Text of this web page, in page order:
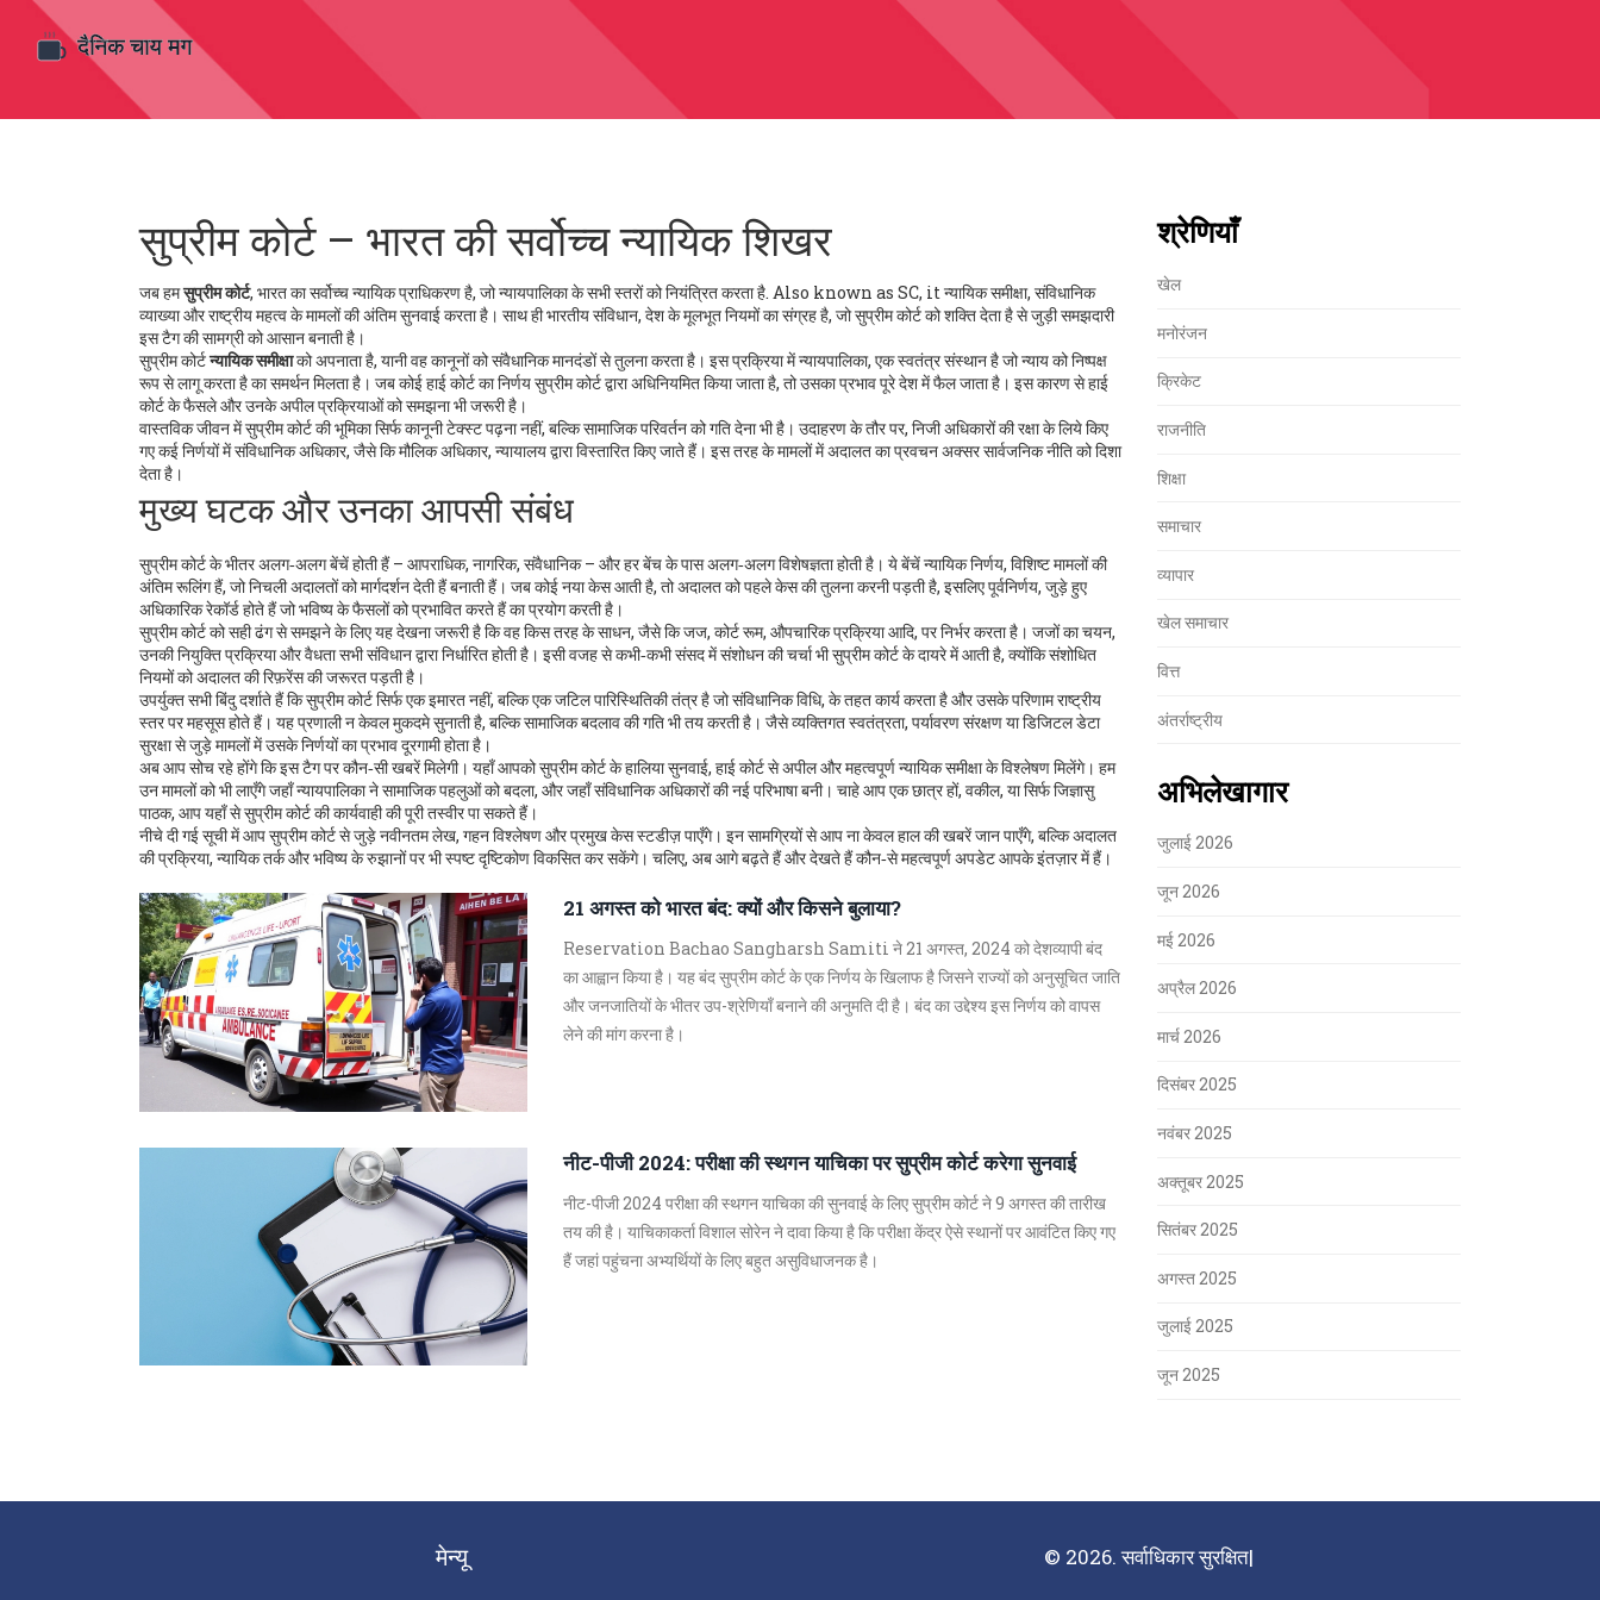
सुप्रीम कोर्ट – भारत की सर्वोच्च न्यायिक शिखर
जब हमसुप्रीम कोर्ट, भारत का सर्वोच्च न्यायिक प्राधिकरण है, जो न्यायपालिका के सभी स्तरों को नियंत्रित करता है. Also known as SC, itन्यायिक समीक्षा, संविधानिक
व्याख्या और राष्ट्रीय महत्व के मामलों की अंतिम सुनवाई करता है । साथ हीभारतीय संविधान, देश के मूलभूत नियमों का संग्रह है, जो सुप्रीम कोर्ट को शक्ति देता हैसे जुड़ी समझदारी
इस टैग की सामग्री को आसान बनाती है।
सुप्रीम कोर्टन्यायिक समीक्षाको अपनाता है, यानी वह कानूनों को संवैधानिक मानदंडों से तुलना करता है। इस प्रक्रिया मेंन्यायपालिका, एक स्वतंत्र संस्थान है जो न्याय को निष्पक्ष
रूप से लागू करता हैका समर्थन मिलता है। जब कोई हाई कोर्ट का निर्णय सुप्रीम कोर्ट द्वारा अधिनियमित किया जाता है, तो उसका प्रभाव पूरे देश में फैल जाता है। इस कारण से हाई
कोर्ट के फैसले और उनके अपील प्रक्रियाओं को समझना भी जरूरी है।
वास्तविक जीवन में सुप्रीम कोर्ट की भूमिका सिर्फ कानूनी टेक्स्ट पढ़ना नहीं, बल्कि सामाजिक परिवर्तन को गति देना भी है। उदाहरण के तौर पर, निजी अधिकारों की रक्षा के लिये किए
गए कई निर्णयों मेंसंविधानिक अधिकार, जैसे कि मौलिक अधिकार, न्यायालय द्वारा विस्तारित किए जाते हैं। इस तरह के मामलों में अदालत का प्रवचन अक्सर सार्वजनिक नीति को दिशा
देता है।
मुख्य घटक और उनका आपसी संबंध
सुप्रीम कोर्ट के भीतर अलग‑अलग बेंचें होती हैं – आपराधिक, नागरिक, संवैधानिक – और हर बेंच के पास अलग‑अलग विशेषज्ञता होती है। ये बेंचेंन्यायिक निर्णय, विशिष्ट मामलों की
अंतिम रूलिंग हैं, जो निचली अदालतों को मार्गदर्शन देती हैंबनाती हैं। जब कोई नया केस आती है, तो अदालत को पहले केस की तुलना करनी पड़ती है, इसलिएपूर्वनिर्णय, जुड़े हुए
अधिकारिक रेकॉर्ड होते हैं जो भविष्य के फैसलों को प्रभावित करते हैंका प्रयोग करती है।
सुप्रीम कोर्ट को सही ढंग से समझने के लिए यह देखना जरूरी है कि वह किस तरह केसाधन, जैसे कि जज, कोर्ट रूम, औपचारिक प्रक्रिया आदि, पर निर्भर करता है । जजों का चयन,
उनकी नियुक्ति प्रक्रिया और वैधता सभी संविधान द्वारा निर्धारित होती है। इसी वजह से कभी‑कभी संसद में संशोधन की चर्चा भी सुप्रीम कोर्ट के दायरे में आती है, क्योंकि संशोधित
नियमों को अदालत की रिफ़रेंस की जरूरत पड़ती है।
उपर्युक्त सभी बिंदु दर्शाते हैं कि सुप्रीम कोर्ट सिर्फ एक इमारत नहीं, बल्कि एक जटिल पारिस्थितिकी तंत्र है जोसंविधानिक विधि, के तहत कार्य करता है और उसके परिणाम राष्ट्रीय
स्तर पर महसूस होते हैं। यह प्रणाली न केवल मुकदमे सुनाती है, बल्कि सामाजिक बदलाव की गति भी तय करती है। जैसे व्यक्तिगत स्वतंत्रता, पर्यावरण संरक्षण या डिजिटल डेटा
सुरक्षा से जुड़े मामलों में उसके निर्णयों का प्रभाव दूरगामी होता है।
अब आप सोच रहे होंगे कि इस टैग पर कौन‑सी खबरें मिलेगी। यहाँ आपको सुप्रीम कोर्ट के हालिया सुनवाई, हाई कोर्ट से अपील और महत्वपूर्ण न्यायिक समीक्षा के विश्लेषण मिलेंगे। हम
उन मामलों को भी लाएँगे जहाँ न्यायपालिका ने सामाजिक पहलुओं को बदला, और जहाँ संविधानिक अधिकारों की नई परिभाषा बनी। चाहे आप एक छात्र हों, वकील, या सिर्फ जिज्ञासु
पाठक, आप यहाँ से सुप्रीम कोर्ट की कार्यवाही की पूरी तस्वीर पा सकते हैं।
नीचे दी गई सूची में आप सुप्रीम कोर्ट से जुड़े नवीनतम लेख, गहन विश्लेषण और प्रमुख केस स्टडीज़ पाएँगे। इन सामग्रियों से आप ना केवल हाल की खबरें जान पाएँगे, बल्कि अदालत
की प्रक्रिया, न्यायिक तर्क और भविष्य के रुझानों पर भी स्पष्ट दृष्टिकोण विकसित कर सकेंगे। चलिए, अब आगे बढ़ते हैं और देखते हैं कौन‑से महत्वपूर्ण अपडेट आपके इंतज़ार में हैं।
21 अगस्त को भारत बंद: क्यों और किसने बुलाया?
Reservation Bachao Sangharsh Samiti ने 21 अगस्त, 2024 को देशव्यापी बंद
का आह्वान किया है। यह बंद सुप्रीम कोर्ट के एक निर्णय के खिलाफ है जिसने राज्यों को अनुसूचित जाति
और जनजातियों के भीतर उप-श्रेणियाँ बनाने की अनुमति दी है। बंद का उद्देश्य इस निर्णय को वापस
लेने की मांग करना है।
नीट-पीजी 2024: परीक्षा की स्थगन याचिका पर सुप्रीम कोर्ट करेगा सुनवाई
नीट-पीजी 2024 परीक्षा की स्थगन याचिका की सुनवाई के लिए सुप्रीम कोर्ट ने 9 अगस्त की तारीख
तय की है। याचिकाकर्ता विशाल सोरेन ने दावा किया है कि परीक्षा केंद्र ऐसे स्थानों पर आवंटित किए गए
हैं जहां पहुंचना अभ्यर्थियों के लिए बहुत असुविधाजनक है।
श्रेणियाँ
खेल
मनोरंजन
क्रिकेट
राजनीति
शिक्षा
समाचार
व्यापार
खेल समाचार
वित्त
अंतर्राष्ट्रीय
अभिलेखागार
जुलाई 2026
जून 2026
मई 2026
अप्रैल 2026
मार्च 2026
दिसंबर 2025
नवंबर 2025
अक्तूबर 2025
सितंबर 2025
अगस्त 2025
जुलाई 2025
जून 2025
मेन्यू © 2026. सर्वाधिकार सुरक्षित|